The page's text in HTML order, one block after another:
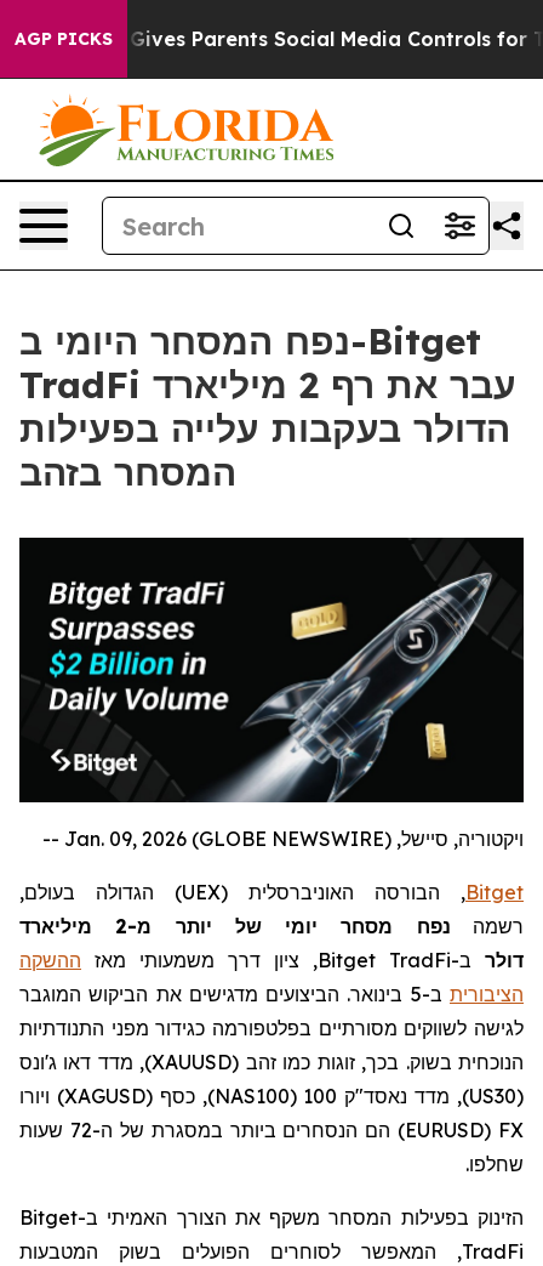
AGP PICKS
Brazil Gives Parents Social Media Controls for Their
נפח המסחר היומי ב-Bitget
TradFi עבר את רף 2 מיליארד
הדולר בעקבות עלייה בפעילות
המסחר בזהב
ויקטוריה, סיישל, Jan. 09, 2026 (GLOBE NEWSWIRE) --
Bitget, הבורסה האוניברסלית (UEX) הגדולה בעולם,
רשמה
נפח מסחר יומי של יותר מ-2 מיליארד
דולר ב-Bitget TradFi, ציון דרך משמעותי מאז ההשקה
הציבורית
ב-5 בינואר. הביצועים מדגישים את הביקוש המוגבר
לגישה לשווקים מסורתיים בפלטפורמה כגידור מפני התנודתיות
הנוכחית בשוק. בכך, זוגות כמו זהב (XAUUSD), מדד דאו ג'ונס
(
US30), מדד נאסד"ק 100 ( NAS100), כסף (XAGUSD) ויורו
FX
(EURUSD)
הם הנסחרים ביותר במסגרת של ה-72 שעות
שחלפו.
הזינוק בפעילות המסחר משקף את הצורך האמיתי ב-Bitget
TradFi, המאפשר לסוחרים הפועלים בשוק המטבעות